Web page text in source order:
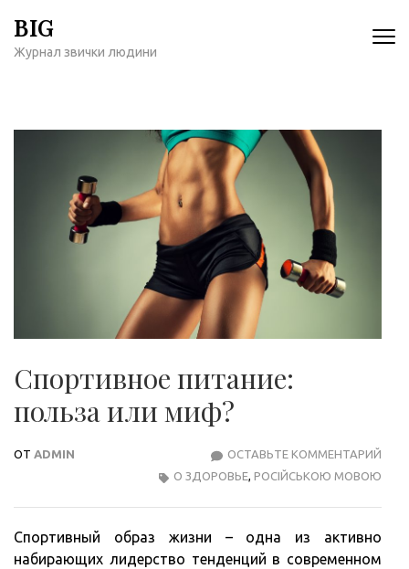
содержимому
BIG
Журнал звички людини
Спортивное питание:
польза или миф?
ОТ ADMIN ОСТАВЬТЕ КОММЕНТАРИЙ
О ЗДОРОВЬЕ, РОСІЙСЬКОЮ МОВОЮ
Спортивный образ жизни – одна из активно
набирающих лидерство тенденций в современном